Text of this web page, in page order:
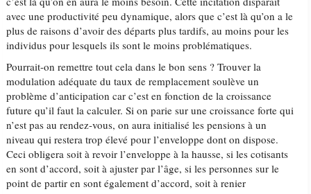
avec une productivité peu dynamique, alors que c’est là qu’on a le
plus de raisons d’avoir des départs plus tardifs, au moins pour les
individus pour lesquels ils sont le moins problématiques.
Pourrait-on remettre tout cela dans le bon sens ? Trouver la
modulation adéquate du taux de remplacement soulève un
problème d’anticipation car c’est en fonction de la croissance
future qu’il faut la calculer. Si on parie sur une croissance forte qui
n’est pas au rendez-vous, on aura initialisé les pensions à un
niveau qui restera trop élevé pour l’enveloppe dont on dispose.
Ceci obligera soit à revoir l’enveloppe à la hausse, si les cotisants
en sont d’accord, soit à ajuster par l’âge, si les personnes sur le
point de partir en sont également d’accord, soit à renier